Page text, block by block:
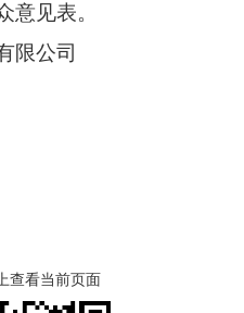
见表。
限公司
查看当前页面